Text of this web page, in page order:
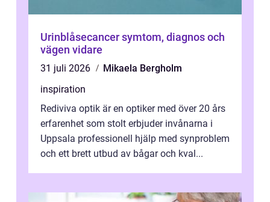
Urinblåsecancer symtom, diagnos och
vägen vidare
31 juli 2026
Mikaela Bergholm
inspiration
Rediviva optik är en optiker med över 20 års
erfarenhet som stolt erbjuder invånarna i
Uppsala professionell hjälp med synproblem
och ett brett utbud av bågar och kval...